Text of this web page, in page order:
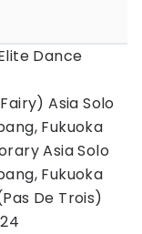
Dance
Asia Solo
Fukuoka
Asia Solo
Fukuoka
De Trois)